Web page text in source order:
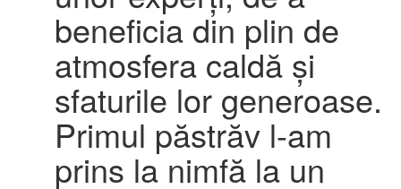
beneficia din plin de
atmosfera caldă și
sfaturile lor generoase.
Primul păstrăv l-am
prins la nimfă la un